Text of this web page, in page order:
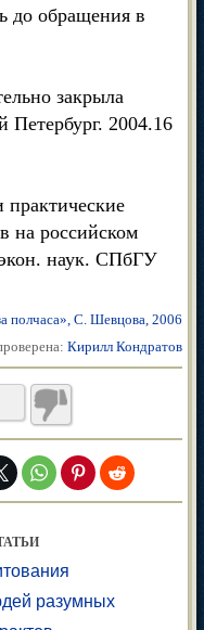
до обращения в
закрыла
Петербург. 2004.16
на российском
наук. СПбГУ
полчаса», С. Шевцова, 2006
Кирилл Кондратов
разумных